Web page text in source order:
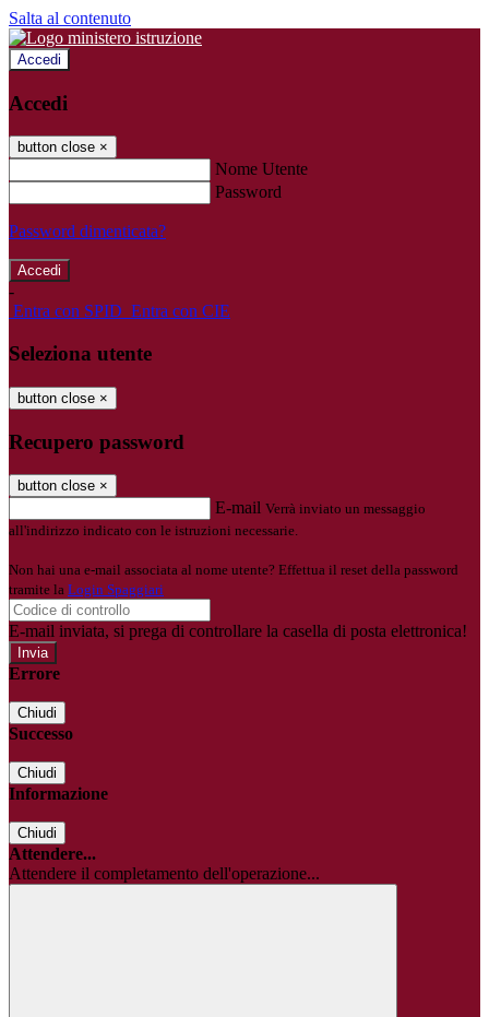
Salta al contenuto
Accedi
Accedi
button close ×
Nome Utente
Password
Password dimenticata?
-
Entra con SPID Entra con CIE
Seleziona utente
button close ×
Recupero password
button close ×
E-mail Verrà inviato un messaggio
all'indirizzo indicato con le istruzioni necessarie.
Non hai una e-mail associata al nome utente? Effettua il reset della password
tramite la Login Spaggiari
E-mail inviata, si prega di controllare la casella di posta elettronica!
Errore
Chiudi
Successo
Chiudi
Informazione
Chiudi
Attendere...
Attendere il completamento dell'operazione...